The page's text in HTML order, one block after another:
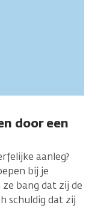
door een
aanleg?
bij je
bang dat zij de
schuldig dat zij